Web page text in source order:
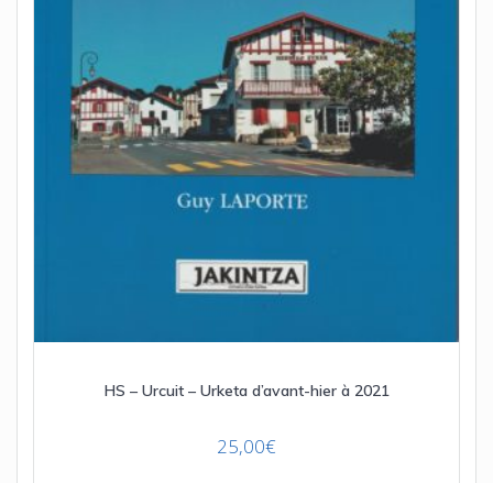
HS – Urcuit – Urketa d’avant-hier à 2021
25,00€